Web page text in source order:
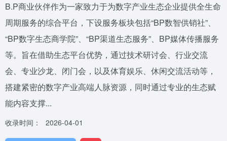
B.P商业伙伴作为一家致力于为数字产业生态企业提供全生命
周期服务的综合平台，下设服务板块包括“BP数智供销社”、
“BP数字生态商学院”、“BP渠道生态服务”、BP媒体传播服务
等。旨在借助生态平台优势，通过技术研讨会、行业交流
会、专业沙龙、闭门会，以及体育娱乐、休闲交流活动等，
搭建紧密的数字产业高端人脉资源，同时通过专业的生态赋
能内容支撑...
收录时间： 2026-04-01